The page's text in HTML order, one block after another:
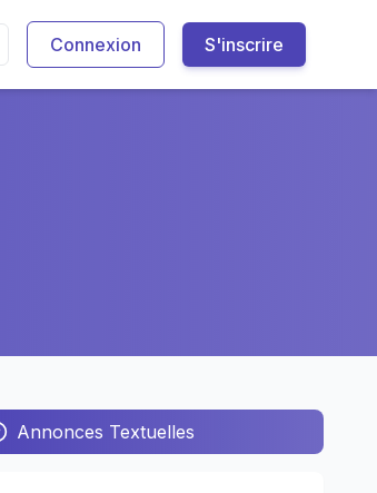
Connexion S'inscrire
Annonces Textuelles